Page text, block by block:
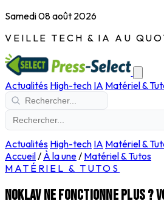
Samedi 08 août 2026
VEILLE TECH & IA AU
Actualités High-tech IA Matériel &
Actualités High-tech IA Matériel &
Accueil/ À la une/ Matériel & Tutos
MATÉRIEL & TUTOS
Noklav ne fonctionne plus ?